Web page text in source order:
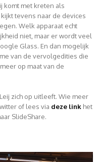
komt met kreten als
tevens naar de devices
Welk apparaat echt
niet, maar er wordt veel
Glass. En dan mogelijk
van de vervolgedities die
op maat van de
zich op uitleeft. Wie meer
of lees via deze link het
SlideShare.